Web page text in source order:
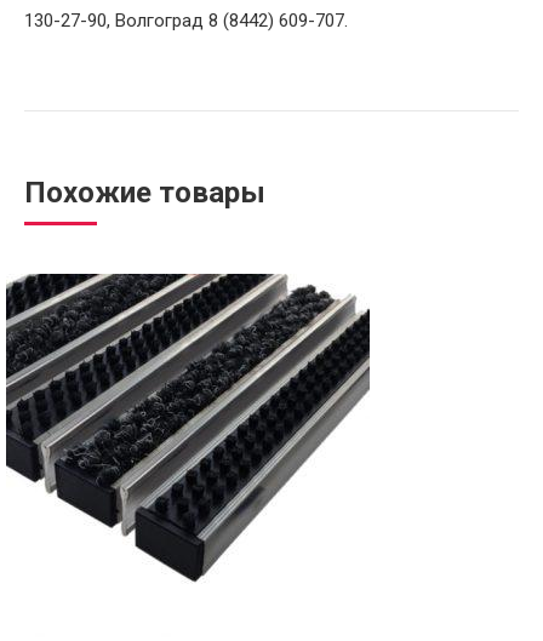
130-27-90, Волгоград 8 (8442) 609-707.
Похожие товары